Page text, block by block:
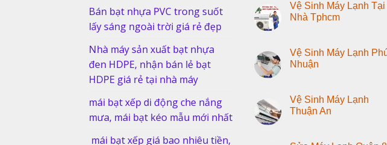
Bán bạt nhựa PVC trong suốt
lấy sáng ngoài trời giá rẻ đẹp
Nhà máy sản xuất bạt nhựa
đen HDPE, nhận bán lẻ bạt
HDPE giá rẻ tại nhà máy
mái bạt xếp di động che nắng
mưa, mái bạt kéo mẫu mới nhất
mái bạt xếp giá bao nhiêu tiền,
Vệ Sinh Máy Lạnh Tại
Nhà Tphcm
Vệ Sinh Máy Lạnh
Nhuận
Vệ Sinh Máy Lạnh
Thuận An